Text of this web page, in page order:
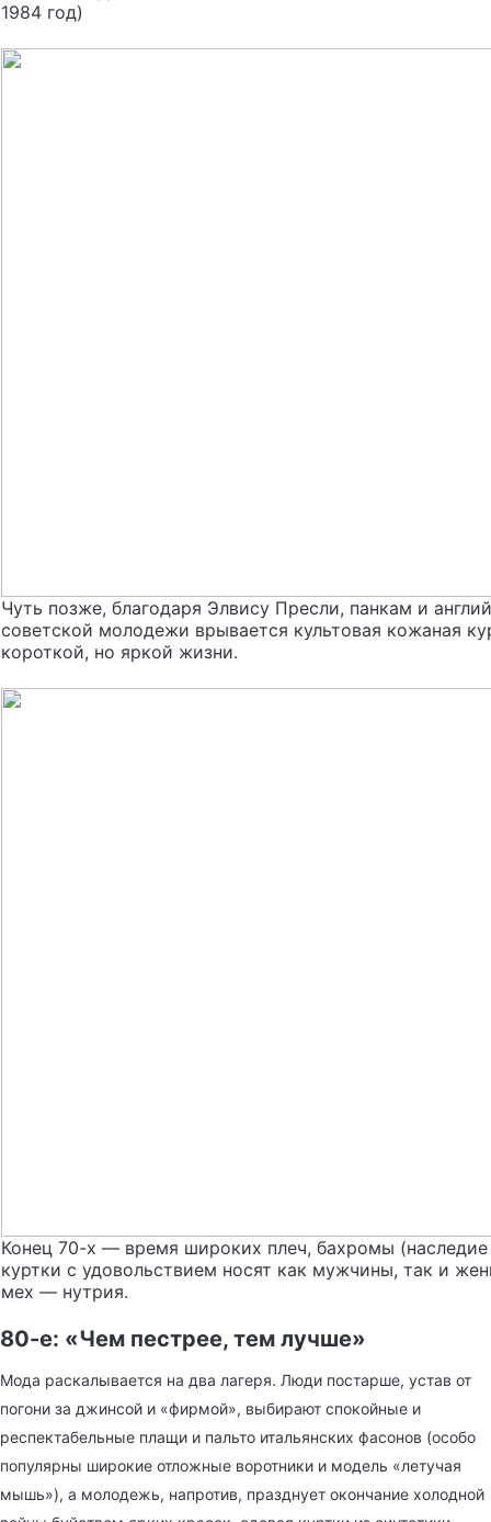
1984 год)
Чуть позже, благодаря Элвису Пресли, панкам и
советской молодежи врывается культовая кожаная
короткой, но яркой жизни.
Конец 70-х — время широких плеч, бахромы
куртки с удовольствием носят как мужчины, так и
мех — нутрия.
80-е: «Чем пестрее, тем лучше»
Мода раскалывается на два лагеря. Люди постарше, устав от
погони за джинсой и «фирмой», выбирают спокойные и
респектабельные плащи и пальто итальянских фасонов (особо
популярны широкие отложные воротники и модель «летучая
мышь»), а молодежь, напротив, празднует окончание холодной